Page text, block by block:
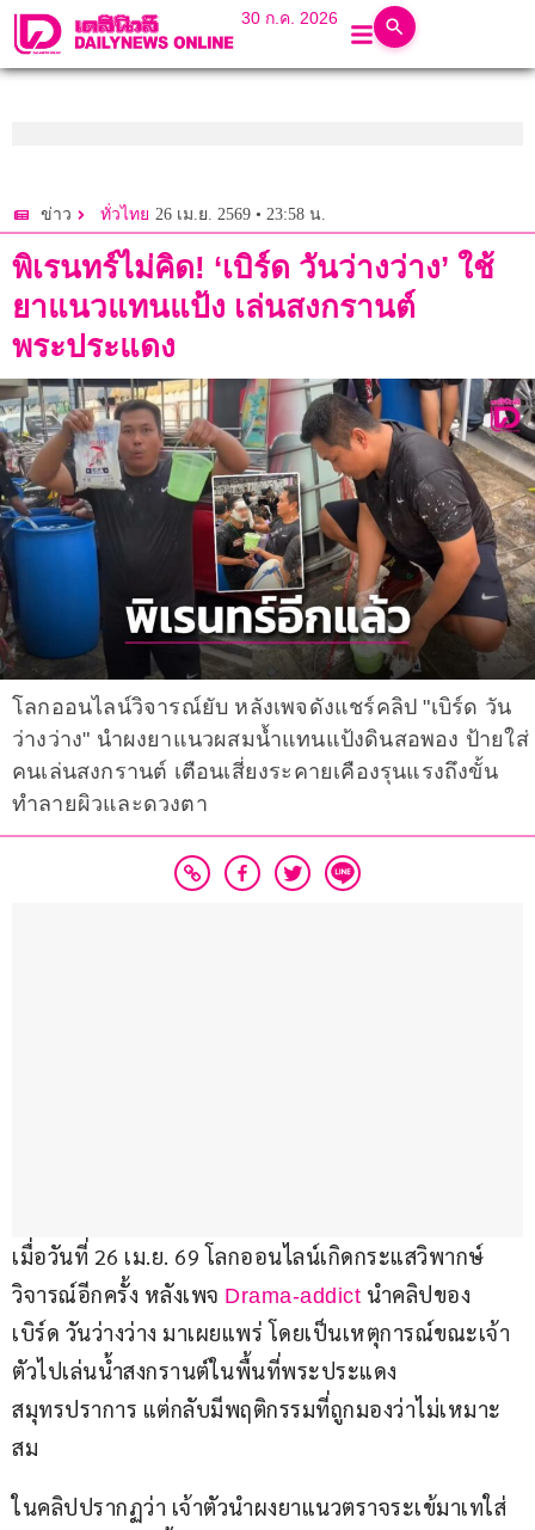
30 ก.ค. 2026
ข่าว ทั่วไทย 26 เม.ย. 2569 • 23:58 น.
พิเรนทร์ไม่คิด! ‘เบิร์ด วันว่างว่าง’ ใช้
ยาแนวแทนแป้ง เล่นสงกรานต์
พระประแดง
โลกออนไลน์วิจารณ์ยับ หลังเพจดังแชร์คลิป "เบิร์ด วัน
ว่างว่าง" นำผงยาแนวผสมน้ำแทนแป้งดินสอพอง ป้ายใส่
คนเล่นสงกรานต์ เตือนเสี่ยงระคายเคืองรุนแรงถึงขั้น
ทำลายผิวและดวงตา
เมื่อวันที่ 26 เม.ย. 69 โลกออนไลน์เกิดกระแสวิพากษ์
วิจารณ์อีกครั้ง หลังเพจ Drama-addict นำคลิปของ
เบิร์ด วันว่างว่าง มาเผยแพร่ โดยเป็นเหตุการณ์ขณะเจ้า
ตัวไปเล่นน้ำสงกรานต์ในพื้นที่พระประแดง
สมุทรปราการ แต่กลับมีพฤติกรรมที่ถูกมองว่าไม่เหมาะ
สม
ในคลิปปรากฏว่า เจ้าตัวนำผงยาแนวตราจระเข้มาเทใส่